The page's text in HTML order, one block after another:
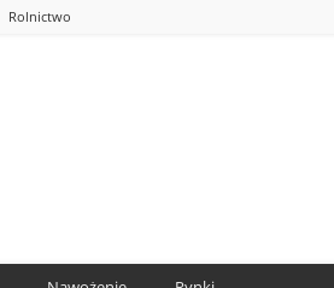
Rolnictwo